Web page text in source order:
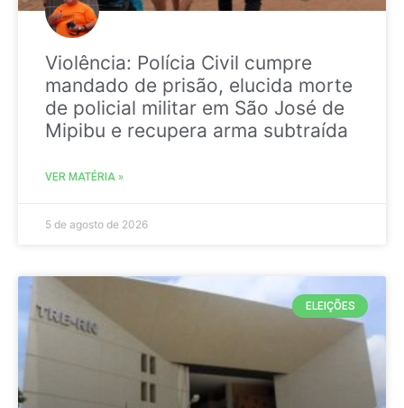
Violência: Polícia Civil cumpre
mandado de prisão, elucida morte
de policial militar em São José de
Mipibu e recupera arma subtraída
VER MATÉRIA »
5 de agosto de 2026
ELEIÇÕES